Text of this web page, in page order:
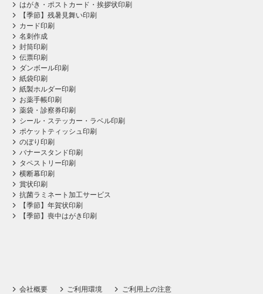
はがき・ポストカード・挨拶状印刷
【季節】残暑見舞い印刷
カード印刷
名刺作成
封筒印刷
伝票印刷
ダンボール印刷
紙袋印刷
紙製ホルダー印刷
お薬手帳印刷
薬袋・診察券印刷
シール・ステッカー・ラベル印刷
ポケットティッシュ印刷
のぼり印刷
バナースタンド印刷
タペストリー印刷
横断幕印刷
賞状印刷
抗菌ラミネート加工サービス
【季節】年賀状印刷
【季節】喪中はがき印刷
会社概要 ご利用環境 ご利用上の注意